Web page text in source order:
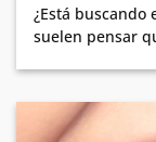
¿Está buscando
suelen pensar